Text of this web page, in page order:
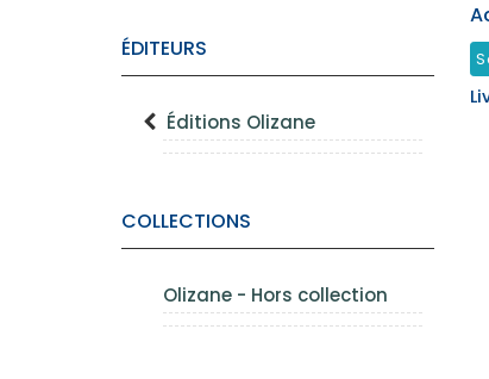
ÉDITEURS
Éditions Olizane
COLLECTIONS
Olizane - Hors collection